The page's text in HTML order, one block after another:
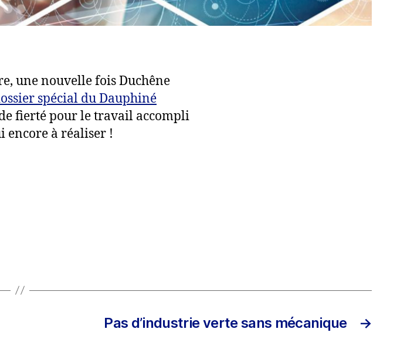
une nouvelle fois Duchêne
spécial du Dauphiné
fierté pour le travail accompli
encore à réaliser !
→
Pas d’industrie verte sans mécanique